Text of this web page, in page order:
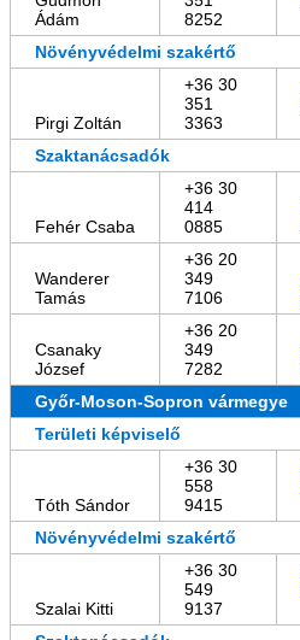
Ádám
8252
Növényvédelmi szakértő
Pirgi Zoltán
+36 30
351
3363
Szaktanácsadók
Fehér Csaba
+36 30
414
0885
Wanderer
Tamás
+36 20
349
7106
Csanaky
József
+36 20
349
7282
Győr-Moson-Sopron vármegye
Területi képviselő
Tóth Sándor
+36 30
558
9415
Növényvédelmi szakértő
Szalai Kitti
+36 30
549
9137